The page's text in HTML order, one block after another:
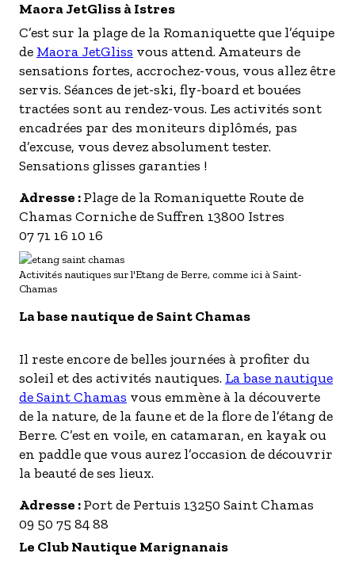
Maora JetGliss à Istres
C’est sur la plage de la Romaniquette que l’équipe
de Maora JetGliss vous attend. Amateurs de
sensations fortes, accrochez-vous, vous allez être
servis. Séances de jet-ski, fly-board et bouées
tractées sont au rendez-vous. Les activités sont
encadrées par des moniteurs diplômés, pas
d’excuse, vous devez absolument tester.
Sensations glisses garanties !
Adresse :Plage de la Romaniquette Route de
Chamas Corniche de Suffren 13800 Istres
07 71 16 10 16
Activités nautiques sur l'Etang de Berre, comme ici à Saint-
Chamas
La base nautique de Saint Chamas
Il reste encore de belles journées à profiter du
soleil et des activités nautiques. La base nautique
de Saint Chamas vous emmène à la découverte
de la nature, de la faune et de la flore de l’étang de
Berre. C’est en voile, en catamaran, en kayak ou
en paddle que vous aurez l’occasion de découvrir
la beauté de ses lieux.
Adresse :Port de Pertuis 13250 Saint Chamas
09 50 75 84 88
Le Club Nautique Marignanais